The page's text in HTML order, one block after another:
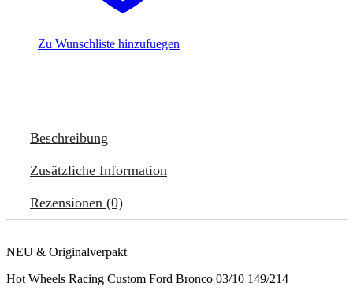
Zu Wunschliste hinzufuegen
Beschreibung
Zusätzliche Information
Rezensionen (0)
NEU & Originalverpakt
Hot Wheels Racing Custom Ford Bronco 03/10 149/214